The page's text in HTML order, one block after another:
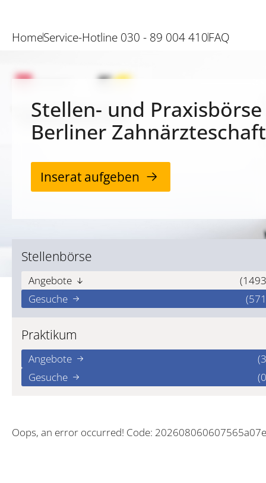
HomeService-Hotline 030 - 89 004 410FAQ
Stellen- und
Berliner Zahnärzteschaft
Inserat aufgeben
Stellenbörse
Angebote
Gesuche
Praktikum
Angebote
Gesuche
Oops, an error occurred! Code: